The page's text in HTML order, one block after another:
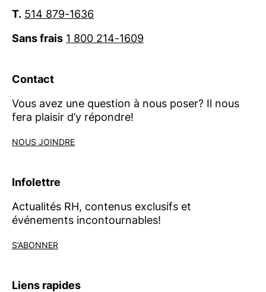
T. 514 879-1636
Sans frais 1 800 214-1609
Contact
Vous avez une question à nous poser? Il nous
fera plaisir d’y répondre!
NOUS JOINDRE
Infolettre
Actualités RH, contenus exclusifs et
événements incontournables!
S’ABONNER
Liens rapides